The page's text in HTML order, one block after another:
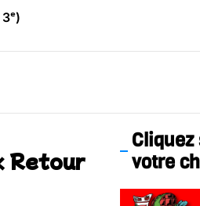
Retour
votre